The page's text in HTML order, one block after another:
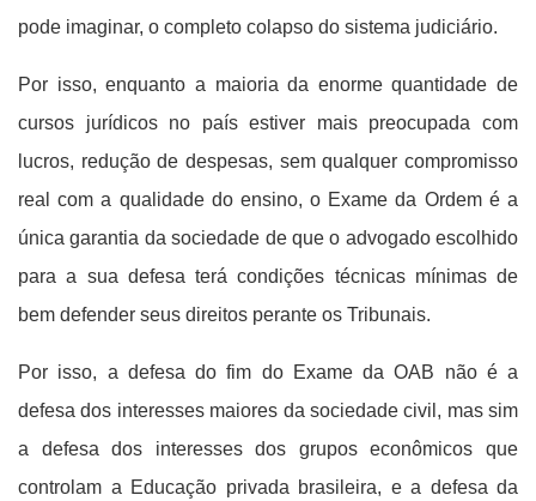
pode imaginar, o completo colapso do sistema judiciário.
Por isso, enquanto a maioria da enorme quantidade de
cursos jurídicos no país estiver mais preocupada com
lucros, redução de despesas, sem qualquer compromisso
real com a qualidade do ensino, o Exame da Ordem é a
única garantia da sociedade de que o advogado escolhido
para a sua defesa terá condições técnicas mínimas de
bem defender seus direitos perante os Tribunais.
Por isso, a defesa do fim do Exame da OAB não é a
defesa dos interesses maiores da sociedade civil, mas sim
a defesa dos interesses dos grupos econômicos que
controlam a Educação privada brasileira, e a defesa da